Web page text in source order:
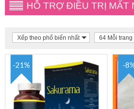
HỖ TRỢ ĐIỀU TRỊ MẤT
Xếp theo phổ biến nhất 64 Mỗi trang
-21% -